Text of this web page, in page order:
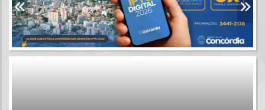
Portais
Por favor, aguarde...